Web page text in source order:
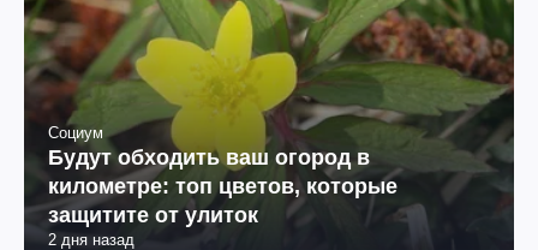
Социум
Будут обходить ваш огород в
километре: топ цветов, которые
защитите от улиток
2 дня назад